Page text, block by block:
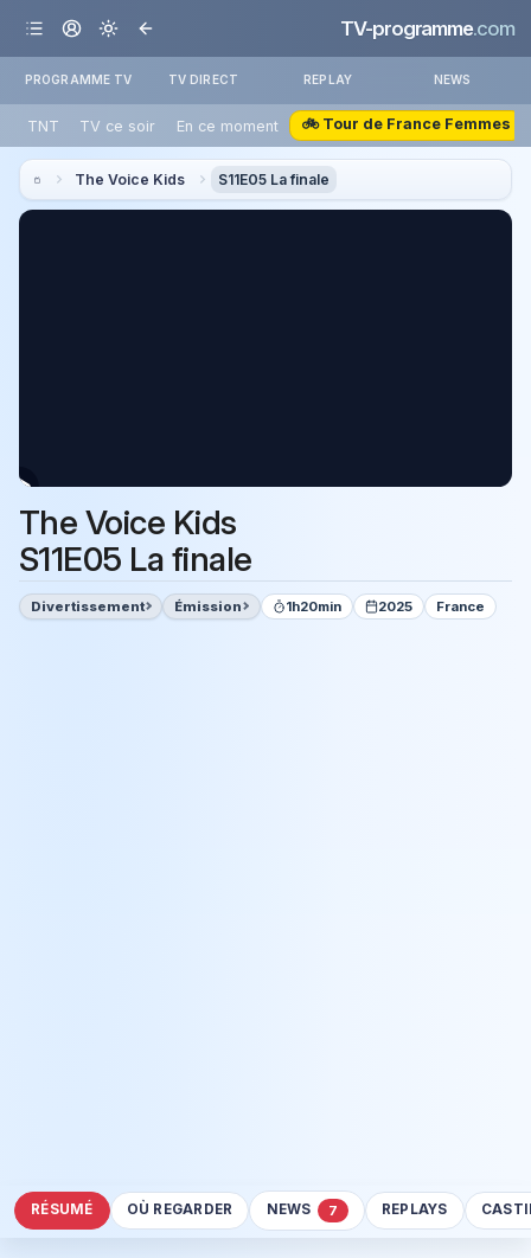
TV-programme.com
PROGRAMME TV TV DIRECT REPLAY NEWS
TNT TV ce soir En ce moment 🚲 Tour de France Femmes
The Voice Kids S11E05 La finale
The Voice Kids
S11E05 La finale
Divertissement Émission 1h20min 2025 France
RÉSUMÉ OÙ REGARDER NEWS 7 REPLAYS